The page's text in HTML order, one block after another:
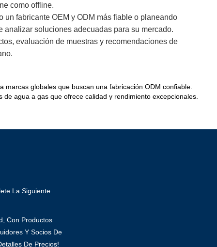
como offline.
fabricante OEM y ODM más fiable o planeando
soluciones adecuadas para su mercado.
evaluación de muestras y recomendaciones de
globales que buscan una fabricación ODM confiable.
agua a gas que ofrece calidad y rendimiento excepcionales.
La Siguiente
Con Productos
Y Socios De
De Precios!